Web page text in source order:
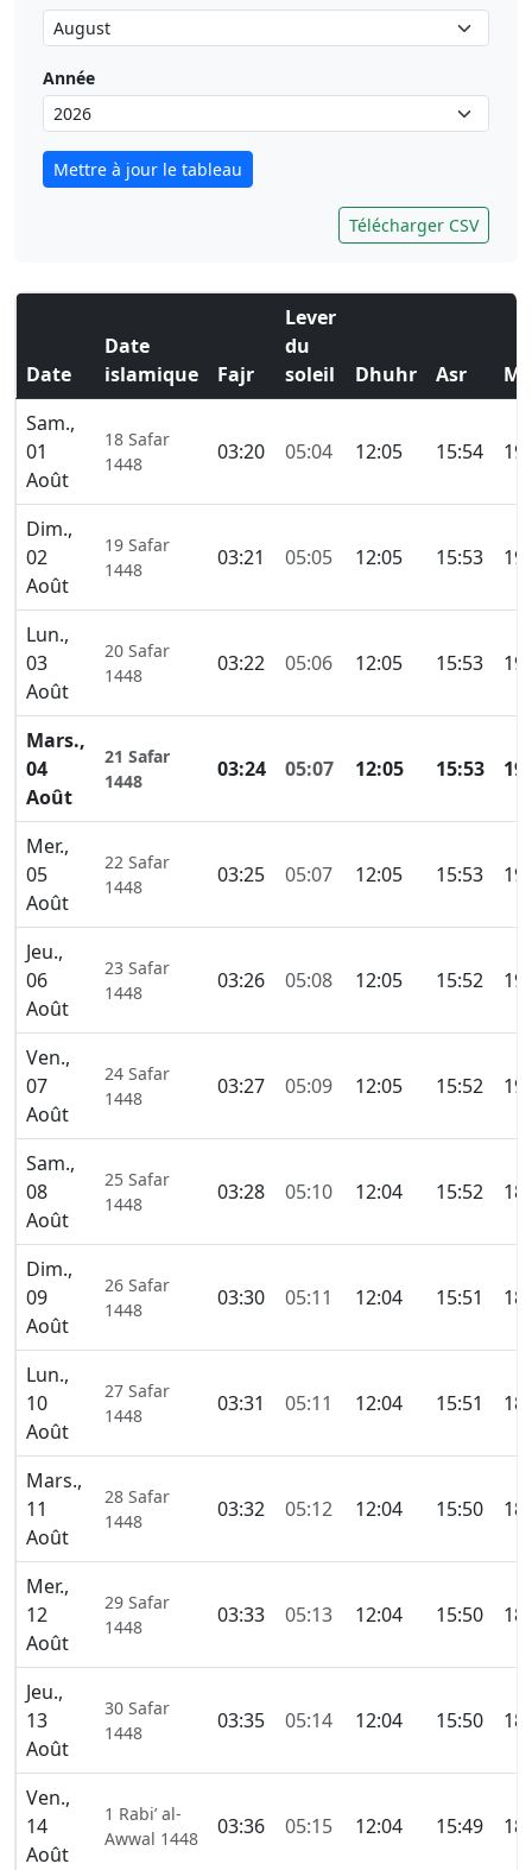
Année
Mettre à jour le tableau
Télécharger CSV
Date
Date
islamique
Fajr
Lever
du
soleil
Dhuhr Asr
Sam.,
01
Août
18 Safar
1448
03:20 05:04 12:05 15:54
Dim.,
02
Août
19 Safar
1448
03:21 05:05 12:05 15:53
Lun.,
03
Août
20 Safar
1448
03:22 05:06 12:05 15:53
Mars.,
04
Août
21 Safar
1448
03:24 05:07 12:05 15:53
Mer.,
05
Août
22 Safar
1448
03:25 05:07 12:05 15:53
Jeu.,
06
Août
23 Safar
1448
03:26 05:08 12:05 15:52
Ven.,
07
Août
24 Safar
1448
03:27 05:09 12:05 15:52
Sam.,
08
Août
25 Safar
1448
03:28 05:10 12:04 15:52
Dim.,
09
Août
26 Safar
1448
03:30 05:11 12:04 15:51
Lun.,
10
Août
27 Safar
1448
03:31 05:11 12:04 15:51
Mars.,
11
Août
28 Safar
1448
03:32 05:12 12:04 15:50
Mer.,
12
Août
29 Safar
1448
03:33 05:13 12:04 15:50
Jeu.,
13
Août
30 Safar
1448
03:35 05:14 12:04 15:50
Ven.,
14
Août
1 Rabi’ al-
Awwal 1448
03:36 05:15 12:04 15:49